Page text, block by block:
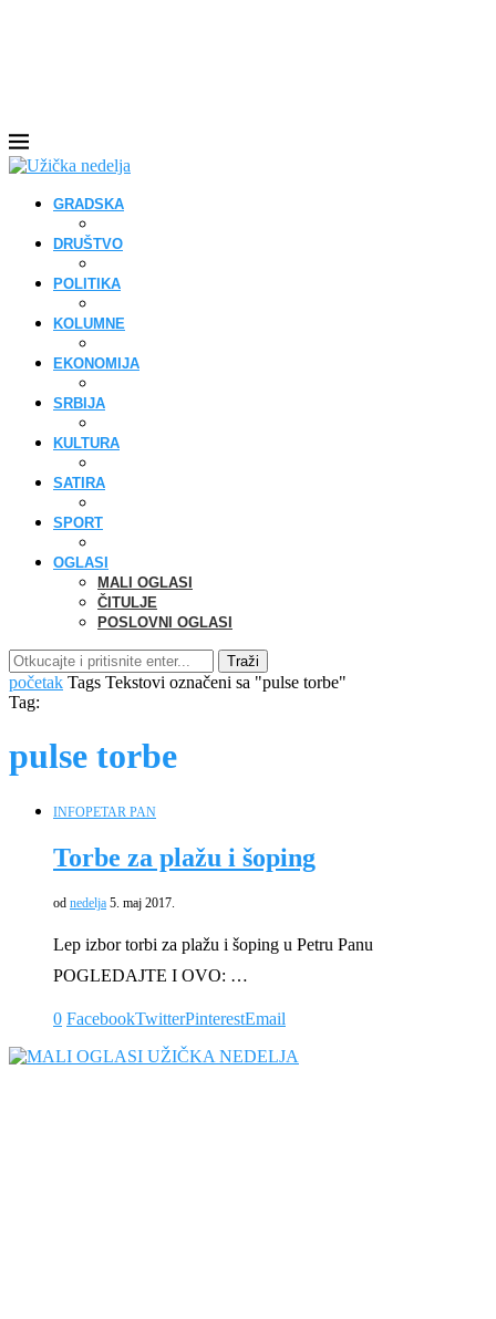
GRADSKA
DRUŠTVO
POLITIKA
KOLUMNE
EKONOMIJA
SRBIJA
KULTURA
SATIRA
SPORT
OGLASI
MALI OGLASI
ČITULJE
POSLOVNI OGLASI
Traži
početak Tags Tekstovi označeni sa "pulse torbe"
Tag:
pulse torbe
INFOPETAR PAN
Torbe za plažu i šoping
od nedelja 5. maj 2017.
Lep izbor torbi za plažu i šoping u Petru Panu
POGLEDAJTE I OVO: …
0 FacebookTwitterPinterestEmail